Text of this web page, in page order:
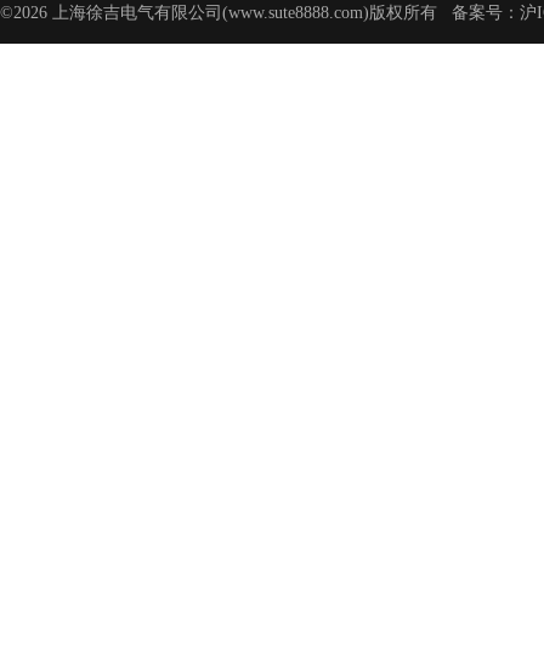
©2026 上海徐吉电气有限公司(www.sute8888.com)版权所有 备案号： 沪